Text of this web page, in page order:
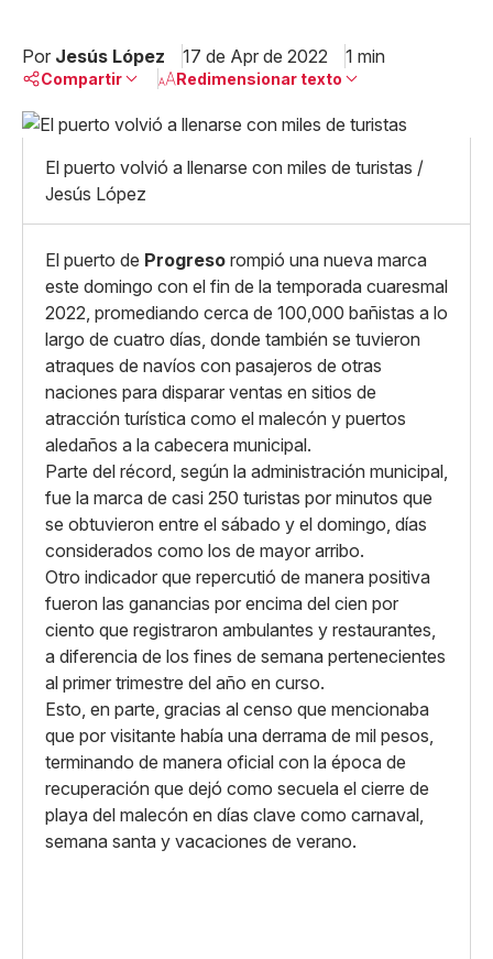
Por Jesús López 17 de Apr de 2022 1 min
Compartir
Facebook
X
Whatsapp
Copiar enlace
Redimensionar texto
Mediano
El puerto volvió a llenarse con miles de turistas /
Jesús López
El puerto de Progreso rompió una nueva marca
este domingo con el fin de la temporada cuaresmal
2022, promediando cerca de 100,000 bañistas a lo
largo de cuatro días, donde también se tuvieron
atraques de navíos con pasajeros de otras
naciones para disparar ventas en sitios de
atracción turística como el malecón y puertos
aledaños a la cabecera municipal.
Parte del récord, según la administración municipal,
fue la marca de casi 250 turistas por minutos que
se obtuvieron entre el sábado y el domingo, días
considerados como los de mayor arribo.
Otro indicador que repercutió de manera positiva
fueron las ganancias por encima del cien por
ciento que registraron ambulantes y restaurantes,
a diferencia de los fines de semana pertenecientes
al primer trimestre del año en curso.
Esto, en parte, gracias al censo que mencionaba
que por visitante había una derrama de mil pesos,
terminando de manera oficial con la época de
recuperación que dejó como secuela el cierre de
playa del malecón en días clave como carnaval,
semana santa y vacaciones de verano.